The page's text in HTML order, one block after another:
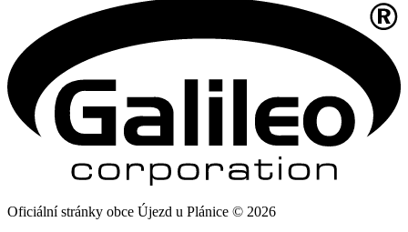
Oficiální stránky obce Újezd u Plánice © 2026